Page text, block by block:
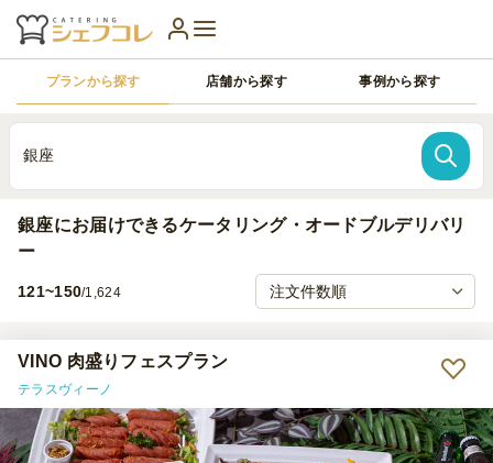
プランから探す 店舗から探す 事例から探す
銀座
銀座にお届けできるケータリング・オードブルデリバリ
ー
121~150/1,624
VINO 肉盛りフェスプラン
テラスヴィーノ